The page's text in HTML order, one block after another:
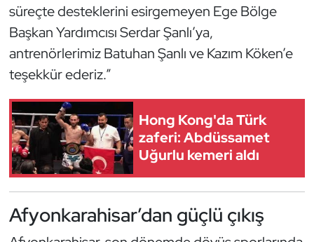
süreçte desteklerini esirgemeyen Ege Bölge
Başkan Yardımcısı Serdar Şanlı’ya,
antrenörlerimiz Batuhan Şanlı ve Kazım Köken’e
teşekkür ederiz.”
Hong Kong'da Türk
zaferi: Abdüssamet
Uğurlu kemeri aldı
Afyonkarahisar’dan güçlü çıkış
Modern Pentatlon
Motor Sporları
Muay Thai
Okçuluk
Optimist
Oryantiring